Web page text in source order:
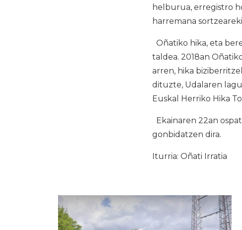
helburua, erregistro
harremana
Oñatiko hika, eta
taldea. 2018an
arren, hika
dituzte, Udalaren
Euskal Herriko Hika
Ekainaren 22an
gonbidatzen dira.
Iturria: Oñati Irratia